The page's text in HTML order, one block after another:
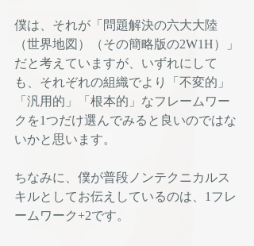
僕は、それが「問題解決の六大大陸
（世界地図）（その簡略版の2W1H）」
だと考えていますが、いずれにして
も、それぞれの組織でより「不変的」
「汎用的」「根本的」なフレームワー
クを1つだけ選んでみると良いのではな
いかと思います。
ちなみに、僕が普段ノンテクニカルス
キルとしてお伝えしているのは、1フレ
ームワーク+2です。